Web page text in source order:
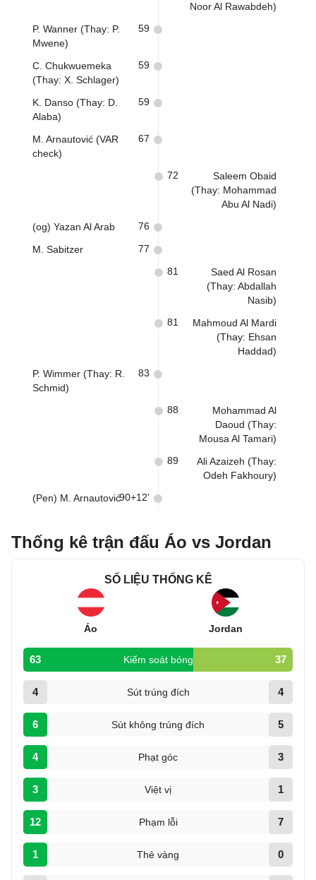
Noor Al Rawabdeh)
P. Wanner (Thay: P.
Mwene)
59
C. Chukwuemeka
(Thay: X. Schlager)
59
K. Danso (Thay: D.
Alaba)
59
M. Arnautović (VAR
check)
67
Saleem Obaid
(Thay: Mohammad
Abu Al Nadi)
72
(og) Yazan Al Arab 76
M. Sabitzer 77
Saed Al Rosan
(Thay: Abdallah
Nasib)
81
Mahmoud Al Mardi
(Thay: Ehsan
Haddad)
81
P. Wimmer (Thay: R.
Schmid)
83
Mohammad Al
Daoud (Thay:
Mousa Al Tamari)
88
Ali Azaizeh (Thay:
Odeh Fakhoury)
89
(Pen) M. Arnautović90+12'
Thống kê trận đấu Áo vs Jordan
SỐ LIỆU THỐNG KÊ
Áo Jordan
63 Kiểm soát bóng 37
4 Sút trúng đích 4
6 Sút không trúng đích 5
4 Phạt góc 3
3 Việt vị 1
12 Phạm lỗi 7
1 Thẻ vàng 0